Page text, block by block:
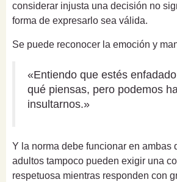
considerar injusta una decisión no
forma de expresarlo sea válida.
Se puede reconocer la emoción y
«Entiendo que estés
qué piensas, pero podemos
insultarnos.»
Y la norma debe funcionar en ambas
adultos tampoco pueden exigir una
respetuosa mientras responden con